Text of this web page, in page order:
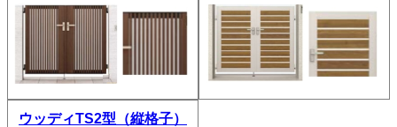
ウッディTS2型（縦格子）